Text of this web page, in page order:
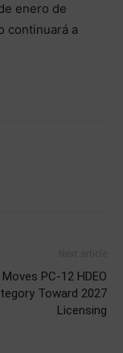
enero de
continuará a
PC-12 HDEO
Toward 2027
Licensing